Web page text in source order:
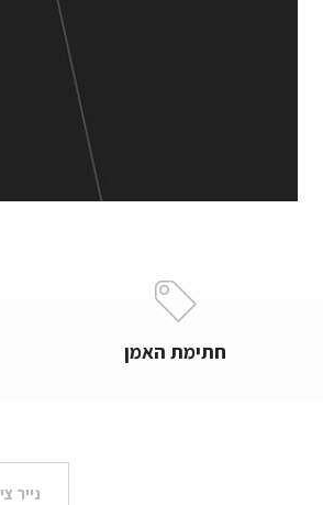
חתימת האמן
נייר